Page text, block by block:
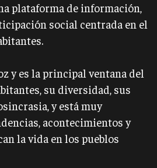
plataforma de información,
social centrada en el
y es la principal ventana del
su diversidad, sus
y está muy
acontecimientos y
la vida en los pueblos